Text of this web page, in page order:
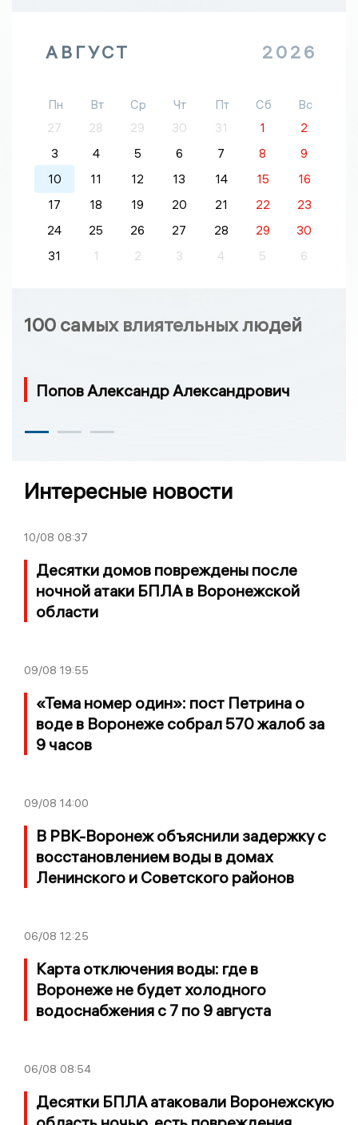
АВГУСТ 2026
Пн Вт Ср Чт Пт Сб
Вс
27
28 29 30 31 1
2
3
4 5 6 7 8
9
10
11 12 13 14 15
16
17
18 19 20 21 22
23
24
25 26 27 28 29
30
31
1 2 3 4 5 6
100 самых влиятельных людей
Попов Александр Александрович
Интересные новости
10/08 08:37
Десятки домов повреждены после
ночной атаки БПЛА в Воронежской
области
09/08 19:55
«Тема номер один»: пост Петрина о
воде в Воронеже собрал 570 жалоб за
9 часов
09/08 14:00
В РВК-Воронеж объяснили задержку с
восстановлением воды в домах
Ленинского и Советского районов
06/08 12:25
Карта отключения воды: где в
Воронеже не будет холодного
водоснабжения с 7 по 9 августа
06/08 08:54
Десятки БПЛА атаковали Воронежскую